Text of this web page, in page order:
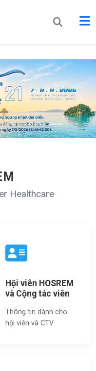
Healthcare
Hội viên HOSREM
và Cộng tác viên
Thông tin dành cho
hội viên và CTV